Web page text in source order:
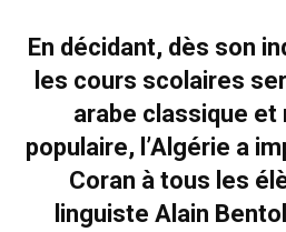
En décidant, dès son
les cours scolaires
arabe classique et
populaire, l’Algérie a
Coran à tous les
linguiste Alain